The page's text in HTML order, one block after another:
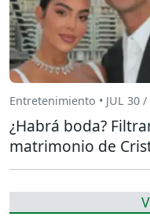
Entretenimiento • JUL 30 /
¿Habrá boda?
matrimonio de